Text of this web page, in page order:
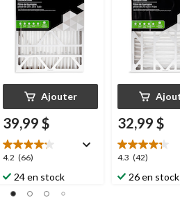
Ajouter
39,99 $
4.2 (66)
4.2
étoile(s)
sur
5.
24 en stock
32,99 $
4.3 (42)
4.3
étoile(s)
sur
26 en stock